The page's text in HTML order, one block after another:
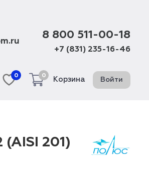
8 800 511-00-18
+7 (831) 235-16-46
0 0
Корзина Войти
201)